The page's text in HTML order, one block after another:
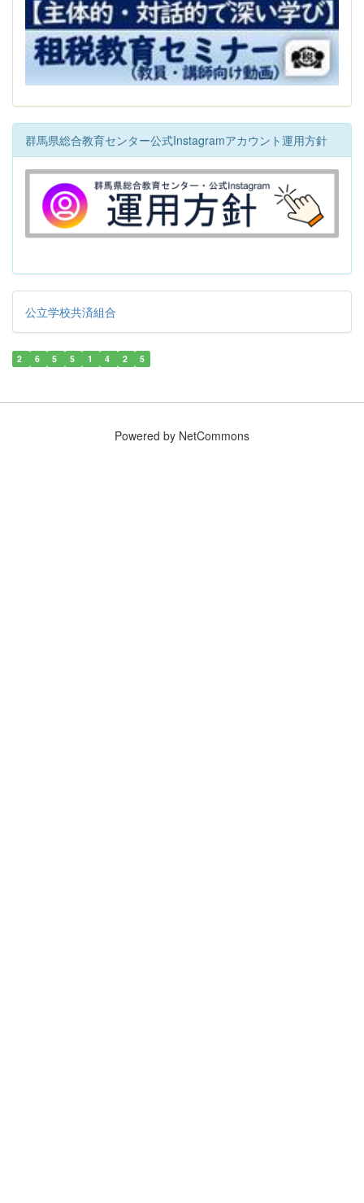
群馬県総合教育センター公式Instagramアカウント運用方針
公立学校共済組合
2 6 5 5 1 4 2 5
Powered by NetCommons